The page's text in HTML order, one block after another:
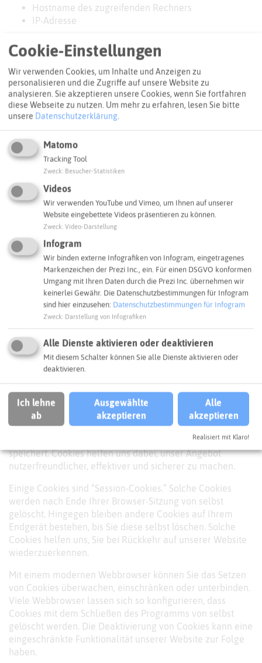
Hostname des zugreifenden Rechners
IP-Adresse
anderen Datenquellen statt. Grundlage der
Verarbeitung von Daten zur Erfüllung eines Vertrags oder
vorvertraglicher Maßnahmen gestattet.
Email-Kontakt
Kontaktdaten gespeichert, um Ihre Anfrage bearbeiten zu
können oder um für Anschlussfragen bereitzustehen. Eine
Weitergabe dieser Daten findet ohne Ihre Einwilligung
nicht statt.
Die Verarbeitung der in die Email eingegebenen Daten
erfolgt ausschließlich auf Grundlage Ihrer Einwilligung
(Art. 6 Abs. 1 lit. a DSGVO). Ein Widerruf Ihrer bereits
erteilten Einwilligung ist jederzeit möglich. Für den
Widerruf genügt eine formlose Mitteilung per E-Mail. Die
Rechtmäßigkeit der bis zum Widerruf erfolgten
Datenverarbeitungsvorgänge bleibt vom Widerruf
unberührt.
Über Email übermittelte Daten verbleiben bei uns, bis Sie
Speicherung widerrufen oder keine Notwendigkeit der
Datenspeicherung mehr besteht. Zwingende gesetzliche
Bestimmungen - insbesondere Aufbewahrungsfristen -
Cookies
Unsere Website verwendet Cookies. Das sind kleine
Textdateien, die Ihr Webbrowser auf Ihrem Endgerät
speichert. Cookies helfen uns dabei, unser Angebot
nutzerfreundlicher, effektiver und sicherer zu machen.
Einige Cookies sind “Session-Cookies.” Solche Cookies
werden nach Ende Ihrer Browser-Sitzung von selbst
gelöscht. Hingegen bleiben andere Cookies auf Ihrem
Endgerät bestehen, bis Sie diese selbst löschen. Solche
Cookies helfen uns, Sie bei Rückkehr auf unserer Website
wiederzuerkennen.
Mit einem modernen Webbrowser können Sie das Setzen
von Cookies überwachen, einschränken oder unterbinden.
Viele Webbrowser lassen sich so konfigurieren, dass
Cookies mit dem Schließen des Programms von selbst
gelöscht werden. Die Deaktivierung von Cookies kann eine
eingeschränkte Funktionalität unserer Website zur Folge
haben.
Cookie-Einstellungen
Wir verwenden Cookies, um Inhalte und Anzeigen zu
personalisieren und die Zugriffe auf unsere Website zu
analysieren. Sie akzeptieren unsere Cookies, wenn Sie fortfahren
diese Webseite zu nutzen. Um mehr zu erfahren, lesen Sie bitte
unsere Datenschutzerklärung.
Matomo
Tracking Tool
Zweck Besucher-Statistiken
Videos
Wir verwenden YouTube und Vimeo, um Ihnen auf unserer
Website eingebettete Videos präsentieren zu können.
Zweck Video-Darstellung
Infogram
Wir binden externe Infografiken von Infogram, eingetragenes
Markenzeichen der Prezi Inc., ein. Für einen DSGVO konformen
Umgang mit Ihren Daten durch die Prezi Inc. übernehmen wir
keinerlei Gewähr. Die Datenschutzbestimmungen für Infogram
sind hier einzusehen: Datenschutzbestimmungen für Infogram
Zweck Darstellung von Infografiken
Alle Dienste aktivieren oder deaktivieren
Mit diesem Schalter können Sie alle Dienste aktivieren oder
deaktivieren.
Ich lehne
ab
Ausgewählte
akzeptieren
Alle
akzeptieren
Realisiert mit Klaro!